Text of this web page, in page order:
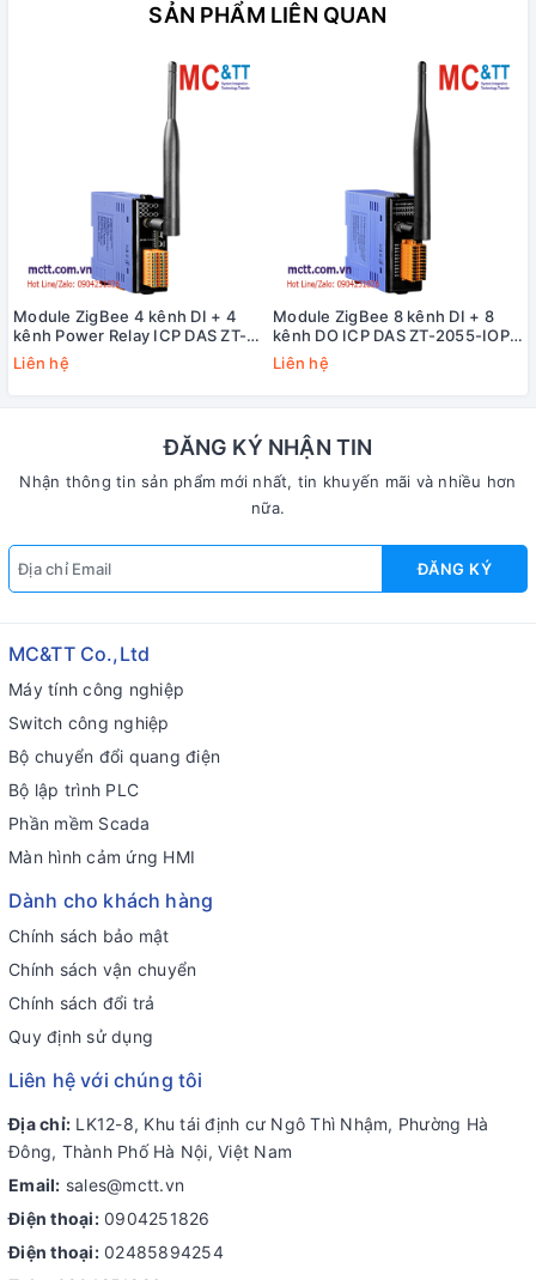
SẢN PHẨM LIÊN QUAN
Module ZigBee 4 kênh DI + 4
kênh Power Relay ICP DAS ZT-
2060-IOP CR
Liên hệ
Module ZigBee 8 kênh DI + 8
kênh DO ICP DAS ZT-2055-IOP
CR
Liên hệ
ĐĂNG KÝ NHẬN TIN
Nhận thông tin sản phẩm mới nhất, tin khuyến mãi và nhiều hơn
nữa.
ĐĂNG KÝ
MC&TT Co.,Ltd
Máy tính công nghiệp
Switch công nghiệp
Bộ chuyển đổi quang điện
Bộ lập trình PLC
Phần mềm Scada
Màn hình cảm ứng HMI
Dành cho khách hàng
Chính sách bảo mật
Chính sách vận chuyển
Chính sách đổi trả
Quy định sử dụng
Liên hệ với chúng tôi
Địa chỉ: LK12-8, Khu tái định cư Ngô Thì Nhậm, Phường Hà
Đông, Thành Phố Hà Nội, Việt Nam
Email: sales@mctt.vn
Điện thoại: 0904251826
Điện thoại: 02485894254